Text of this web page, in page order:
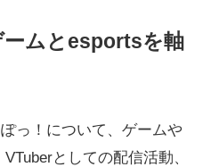
ムとesportsを軸
っ！について、ゲームや
としての配信活動、